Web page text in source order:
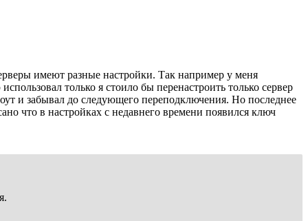
имеют разные настройки. Так например у меня
только я стоило бы перенастроить только сервер
и забывал до следующего переподключения. Но последнее
что в настройках с недавнего времени появился ключ